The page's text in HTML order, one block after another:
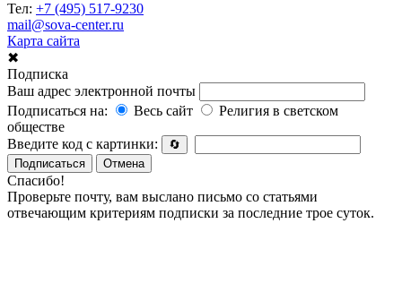
Тел: +7 (495) 517-9230
mail@sova-center.ru
Карта сайта
✖
Подписка
Ваш адрес электронной почты
Подписаться на:
Весь сайт
Религия в светском
обществе
Введите код с картинки:
🔄
Подписаться
Отмена
Спасибо!
Проверьте почту, вам выслано письмо со статьями
отвечающим критериям подписки за последние трое суток.